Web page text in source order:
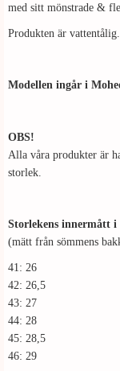
med sitt mönstrade &
Produkten är vattentålig.
Modellen ingår i
OBS!
Alla våra produkter är
storlek.
Storlekens innermått i
(mätt från sömmens
41: 26
42: 26,5
43: 27
44: 28
45: 28,5
46: 29